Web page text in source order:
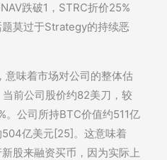
跌破1，STRC折价25%
莫过于Strategy的持续恶
味着市场对公司的整体估
前公司股价约82美刀，较
。公司所持BTC价值约511亿
亿美元[25]。这意味着
股来融资买币，因为实际上